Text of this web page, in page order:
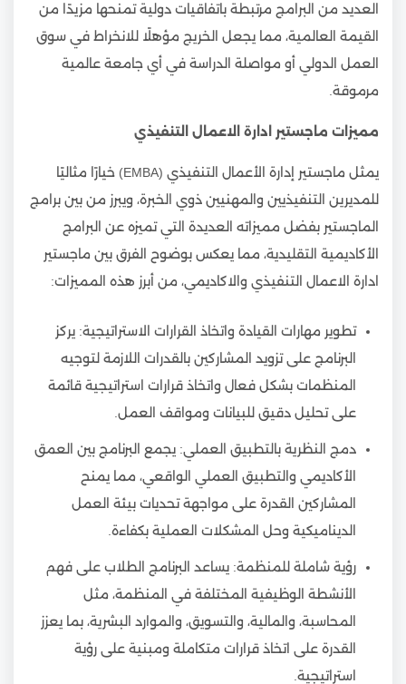
العديد من البرامج مرتبطة باتفاقيات دولية تمنحها مزيدًا من
القيمة العالمية، مما يجعل الخريج مؤهلًا للانخراط في سوق
العمل الدولي أو مواصلة الدراسة في أي جامعة عالمية
مرموقة.
مميزات ماجستير ادارة الاعمال التنفيذي
يمثل ماجستير إدارة الأعمال التنفيذي (EMBA) خيارًا مثاليًا
للمديرين التنفيذيين والمهنيين ذوي الخبرة، ويبرز من بين برامج
الماجستير بفضل مميزاته العديدة التي تميزه عن البرامج
الأكاديمية التقليدية، مما يعكس بوضوح الفرق بين ماجستير
ادارة الاعمال التنفيذي والاكاديمي، من أبرز هذه المميزات:
تطوير مهارات القيادة واتخاذ القرارات الاستراتيجية: يركز
البرنامج على تزويد المشاركين بالقدرات اللازمة لتوجيه
المنظمات بشكل فعال واتخاذ قرارات استراتيجية قائمة
على تحليل دقيق للبيانات ومواقف العمل.
دمج النظرية بالتطبيق العملي: يجمع البرنامج بين العمق
الأكاديمي والتطبيق العملي الواقعي، مما يمنح
المشاركين القدرة على مواجهة تحديات بيئة العمل
الديناميكية وحل المشكلات العملية بكفاءة.
رؤية شاملة للمنظمة: يساعد البرنامج الطلاب على فهم
الأنشطة الوظيفية المختلفة في المنظمة، مثل
المحاسبة، والمالية، والتسويق، والموارد البشرية، بما يعزز
القدرة على اتخاذ قرارات متكاملة ومبنية على رؤية
استراتيجية.